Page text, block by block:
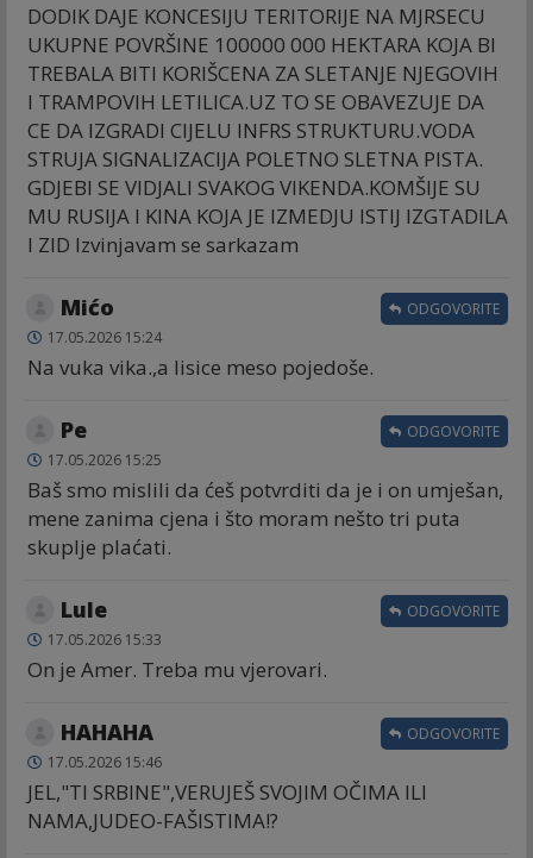
DODIK DAJE KONCESIJU TERITORIJE NA MJRSECU
UKUPNE POVRŠINE 100000 000 HEKTARA KOJA BI
TREBALA BITI KORIŠCENA ZA SLETANJE NJEGOVIH
I TRAMPOVIH LETILICA.UZ TO SE OBAVEZUJE DA
CE DA IZGRADI CIJELU INFRS STRUKTURU.VODA
STRUJA SIGNALIZACIJA POLETNO SLETNA PISTA.
GDJEBI SE VIDJALI SVAKOG VIKENDA.KOMŠIJE SU
MU RUSIJA I KINA KOJA JE IZMEDJU ISTIJ IZGTADILA
I ZID Izvinjavam se sarkazam
Mićo
17.05.2026 15:24
Na vuka vika.,a lisice meso pojedoše.
ODGOVORITE
Ре
17.05.2026 15:25
Baš smo mislili da ćeš potvrditi da je i on umješan,
mene zanima cjena i što moram nešto tri puta
skuplje plaćati.
ODGOVORITE
Lule
17.05.2026 15:33
On je Amer. Treba mu vjerovari.
ODGOVORITE
HAHAHA
17.05.2026 15:46
JEL,"TI SRBINE",VERUJEŠ SVOJIM OČIMA ILI
NAMA,JUDEO-FAŠISTIMA!?
ODGOVORITE